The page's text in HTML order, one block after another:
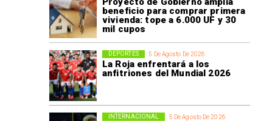
beneficio para comprar primera
vivienda: tope a 6.000 UF y 30
mil cupos
5 De Agosto De 2026
La Roja enfrentará a los
anfitriones del Mundial 2026
DEPORTES
5 De Agosto De 2026
INTERNACIONAL